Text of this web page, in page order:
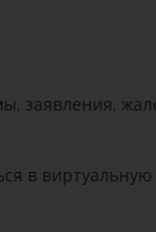
заявления,
в